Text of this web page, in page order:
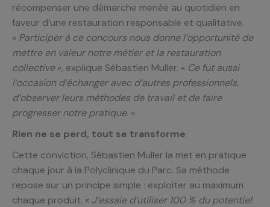
récompenser une démarche menée au quotidien en
faveur d’une restauration responsable et qualitative.
« Participer à ce concours nous donne l’opportunité de
mettre en valeur notre métier et la restauration
collective», explique Sébastien Muller. « Ce fut aussi
l’occasion d’échanger avec d’autres professionnels,
d’observer leurs méthodes de travail et de faire
progresser notre pratique. »
Rien ne se perd, tout se transforme
Cette conviction, Sébastien Muller la met en pratique
chaque jour à la Polyclinique du Parc. Sa méthode
repose sur un principe simple : exploiter au maximum
chaque produit. « J’essaie d’utiliser 100 % du potentiel